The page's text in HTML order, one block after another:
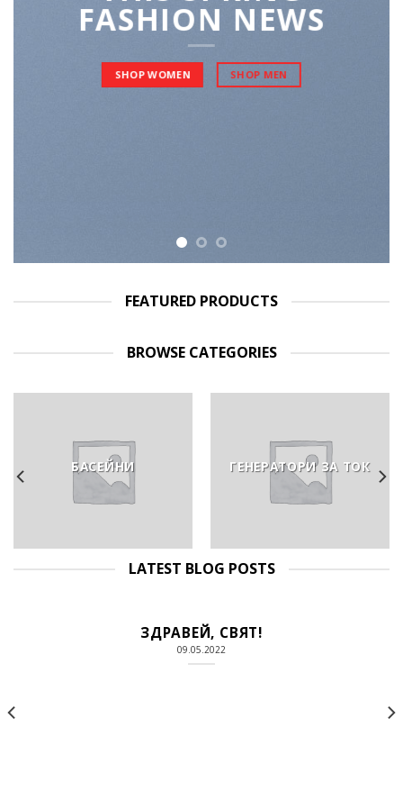
FASHION NEWS
SHOP WOMEN SHOP MEN
FEATURED PRODUCTS
BROWSE CATEGORIES
БАСЕЙНИ ГЕНЕРАТОРИ ЗА ТОК
LATEST BLOG POSTS
ЗДРАВЕЙ, СВЯТ!
09.05.2022